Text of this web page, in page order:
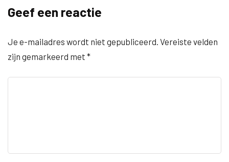
Geef een reactie
Je e-mailadres wordt niet gepubliceerd. Vereiste velden
zijn gemarkeerd met *